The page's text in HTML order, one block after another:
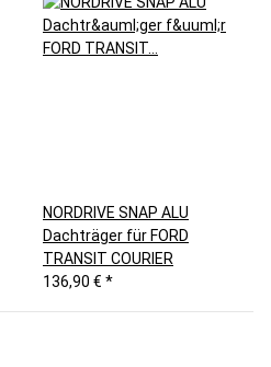
NORDRIVE SNAP ALU
Dachträger für FORD
TRANSIT COURIER
136,90 € *